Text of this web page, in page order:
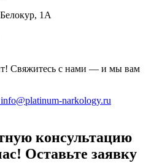
1А
Свяжитесь с нами — и мы вам
info@platinum-narkology.ru
консультацию
Оставьте заявку